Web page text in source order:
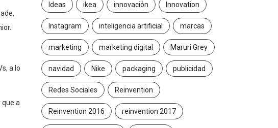
a lo
que a
Ideas ikea innovación Innovation
Instagram inteligencia artificial marcas
marketing marketing digital Maruri Grey
navidad Nike packaging publicidad
Redes Sociales Reinvention
Reinvention 2016 reinvention 2017